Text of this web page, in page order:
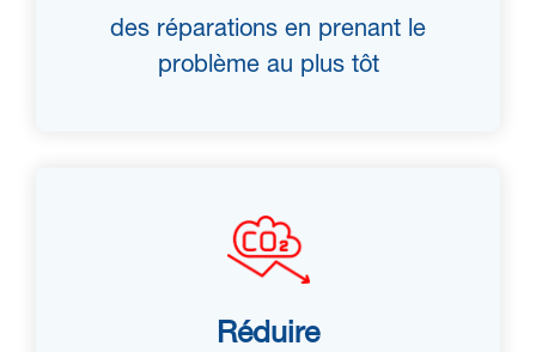
des réparations en prenant le
problème au plus tôt
Réduire